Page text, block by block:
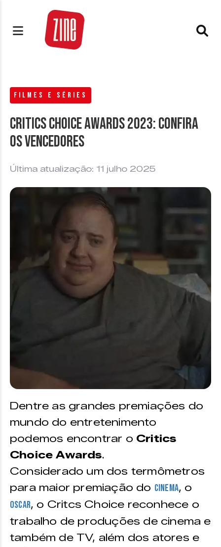
FILMES E SÉRIES
Critics Choice Awards 2023: confira
os vencedores
Última atualização: 11 julho 2025
Dentre as grandes premiações do
mundo do entretenimento
podemos encontrar o Critics
Choice Awards.
Considerado um dos termômetros
para maior premiação do cinema, o
Oscar, o Critcs Choice reconhece o
trabalho de produções de cinema e
também de TV, além dos atores e